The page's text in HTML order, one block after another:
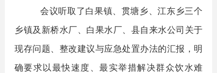
会议听取了白果镇、贯塘乡、江东乡三个
乡镇及新桥水厂、白果水厂、县自来水公司关于
现存问题、整改建议与应急处置办法的汇报，明
确要求以最快速度、最实举措解决群众饮水难